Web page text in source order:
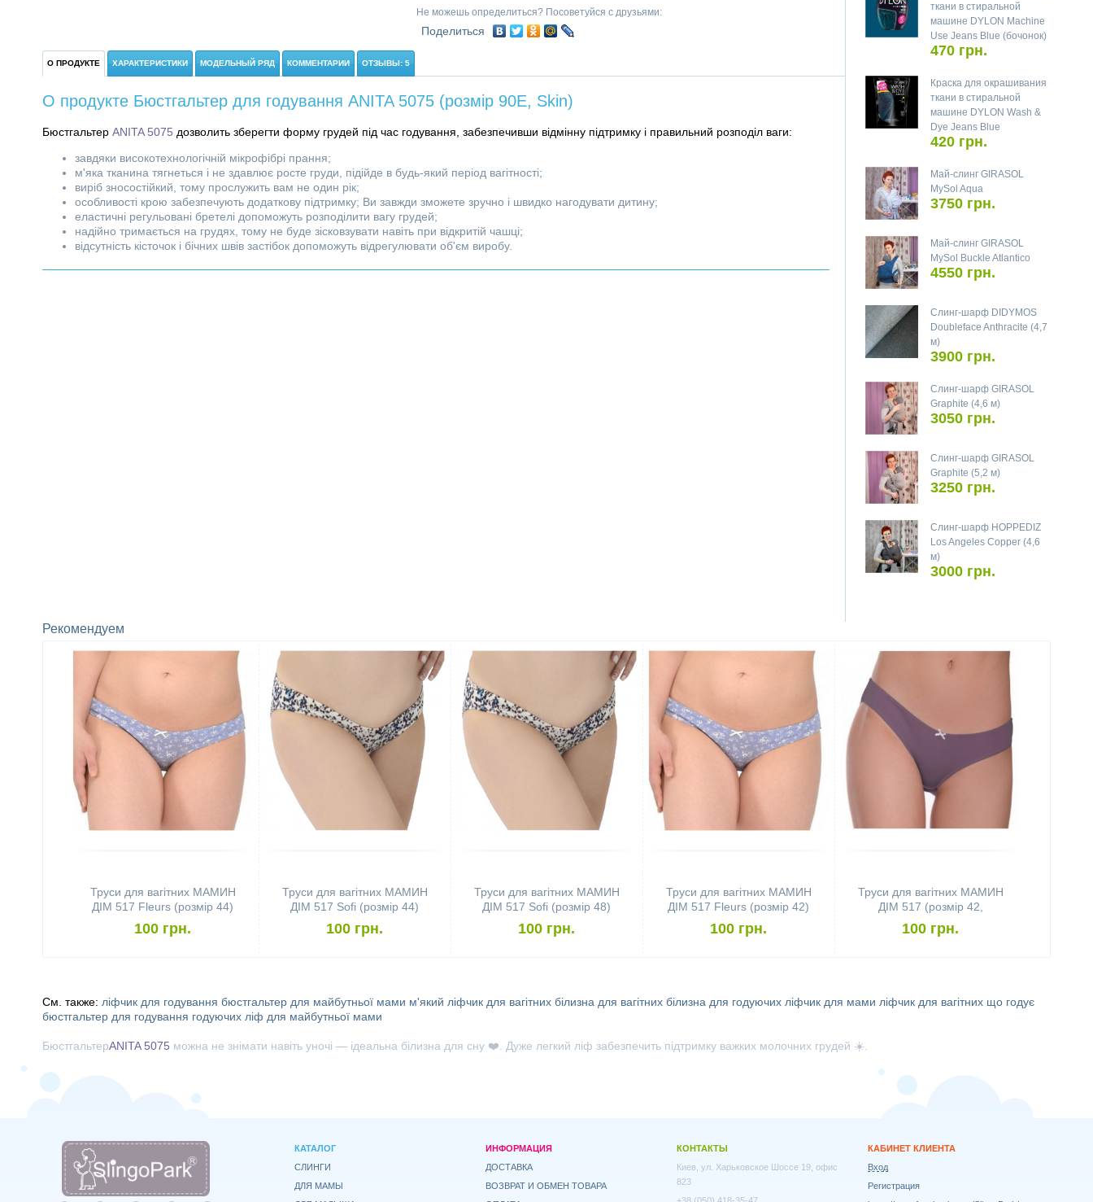
Не можешь определиться? Посоветуйся с друзьями:
Поделиться
О ПРОДУКТЕ ХАРАКТЕРИСТИКИ МОДЕЛЬНЫЙ РЯД КОММЕНТАРИИ ОТЗЫВЫ: 5
О продукте Бюстгальтер для годування ANITA 5075 (розмір 90E, Skin)
Бюстгальтер ANITA 5075 дозволить зберегти форму грудей під час годування, забезпечивши відмінну підтримку і правильний розподіл ваги:
завдяки високотехнологічній мікрофібрі прання;
м'яка тканина тягнеться і не здавлює росте груди, підійде в будь-який період вагітності;
виріб зносостійкий, тому прослужить вам не один рік;
особливості крою забезпечують додаткову підтримку; Ви завжди зможете зручно і швидко нагодувати дитину;
еластичні регульовані бретелі допоможуть розподілити вагу грудей;
надійно тримається на грудях, тому не буде зісковзувати навіть при відкритій чашці;
відсутність кісточок і бічних швів застібок допоможуть відрегулювати об'єм виробу.
ткани в стиральной
машине DYLON Machine
Use Jeans Blue (бочонок)
470 грн.
Краска для окрашивания
ткани в стиральной
машине DYLON Wash &
Dye Jeans Blue
420 грн.
Май-слинг GIRASOL
MySol Aqua
3750 грн.
Май-слинг GIRASOL
MySol Buckle Atlantico
4550 грн.
Слинг-шарф DIDYMOS
Doubleface Anthracite (4,7
м)
3900 грн.
Слинг-шарф GIRASOL
Graphite (4,6 м)
3050 грн.
Слинг-шарф GIRASOL
Graphite (5,2 м)
3250 грн.
Слинг-шарф HOPPEDIZ
Los Angeles Copper (4,6
м)
3000 грн.
Рекомендуем
Труси для вагітних МАМИН
ДІМ 517 Fleurs (розмір 44)
100 грн.
Труси для вагітних МАМИН
ДІМ 517 Sofi (розмір 44)
100 грн.
Труси для вагітних МАМИН
ДІМ 517 Sofi (розмір 48)
100 грн.
Труси для вагітних МАМИН
ДІМ 517 Fleurs (розмір 42)
100 грн.
Труси для вагітних МАМИН
ДІМ 517 (розмір 42,
бузковий)
100 грн.
См. также: ліфчик для годування бюстгальтер для майбутньої мами м'який ліфчик для вагітних білизна для вагітних білизна для годуючих ліфчик для мами ліфчик для вагітних що годує
бюстгальтер для годування годуючих ліф для майбутньої мами
БюстгальтерANITA 5075 можна не знімати навіть уночі — ідеальна білизна для сну ❤️. Дуже легкий ліф забезпечить підтримку важких молочних грудей ☀️.
КАТАЛОГ
СЛИНГИ
ДЛЯ МАМЫ
ИНФОРМАЦИЯ
ДОСТАВКА
ВОЗВРАТ И ОБМЕН ТОВАРА
КОНТАКТЫ
Киев, ул. Харьковское Шоссе 19, офис
823
КАБИНЕТ КЛИЕНТА
Вход
Регистрация